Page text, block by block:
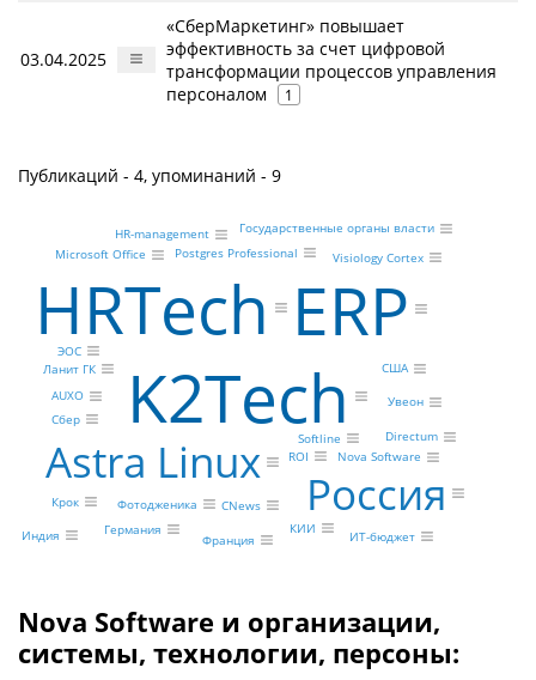
03.04.2025
«СберМаркетинг» повышает
эффективность за счет цифровой
трансформации процессов управления
персоналом
1
Публикаций - 4, упоминаний - 9
K2Tech
ERP
HRTech
Astra Linux
Россия
Nova Software
Softline
Ланит ГК
ЭОС
AUXO
Крок
Сбер
Фотодженика
Visiology Cortex
Postgres Professional
Microsoft Office
CNews
Directum
Увеон
США
Индия Германия
Франция
КИИ
ROI
ИТ-бюджет
Государственные органы власти
HR-management
Nova Software и организации,
системы, технологии, персоны: